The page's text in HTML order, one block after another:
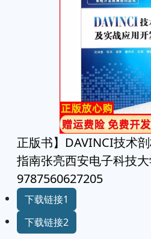
正版书】DAVINCI技术
指南张亮西安电子科技
9787560627205
下载链接1
下载链接2